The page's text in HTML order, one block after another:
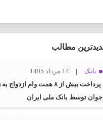
مطالب
بانک
14 مرداد 1405
پرداخت بیش از ۸ همت وام
جوان توسط بانک ملی ایران